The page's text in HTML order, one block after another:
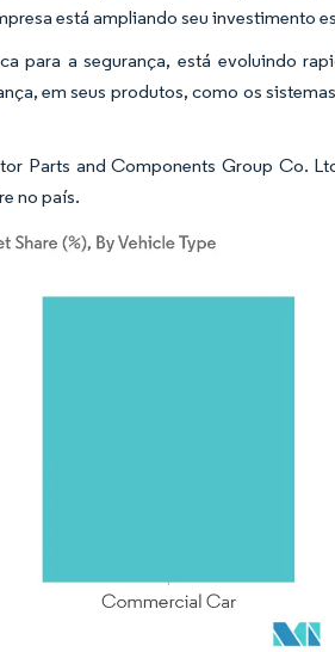
está ampliando seu investimento
para a segurança, está evoluindo
em seus produtos, como os
Parts and Components Group Co.
no país.